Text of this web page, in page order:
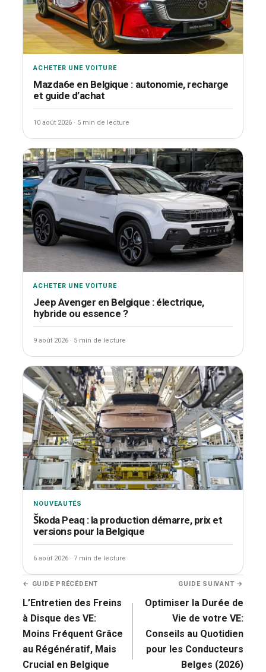
ACHETER UNE VOITURE
Mazda6e en Belgique : autonomie, recharge
et guide d’achat
10 août 2026 · 5 min de lecture
ACHETER UNE VOITURE
Jeep Avenger en Belgique : électrique,
hybride ou essence ?
9 août 2026 · 5 min de lecture
NOUVEAUTÉS
Škoda Peaq : la production démarre, prix et
versions pour la Belgique
6 août 2026 · 7 min de lecture
Navigation
de
l’article
← GUIDE PRÉCÉDENT
L’Entretien des Freins
à Disque des VE:
Moins Fréquent Grâce
au Régénératif, Mais
Crucial en Belgique
GUIDE SUIVANT →
Optimiser la Durée de
Vie de votre VE:
Conseils au Quotidien
pour les Conducteurs
Belges (2026)